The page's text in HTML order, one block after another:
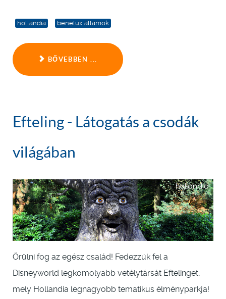
hollandia benelux államok
BŐVEBBEN ...
Efteling - Látogatás a csodák
világában
Örülni fog az egész család! Fedezzük fel a
Disneyworld legkomolyabb vetélytársát Eftelinget,
mely Hollandia legnagyobb tematikus élményparkja!